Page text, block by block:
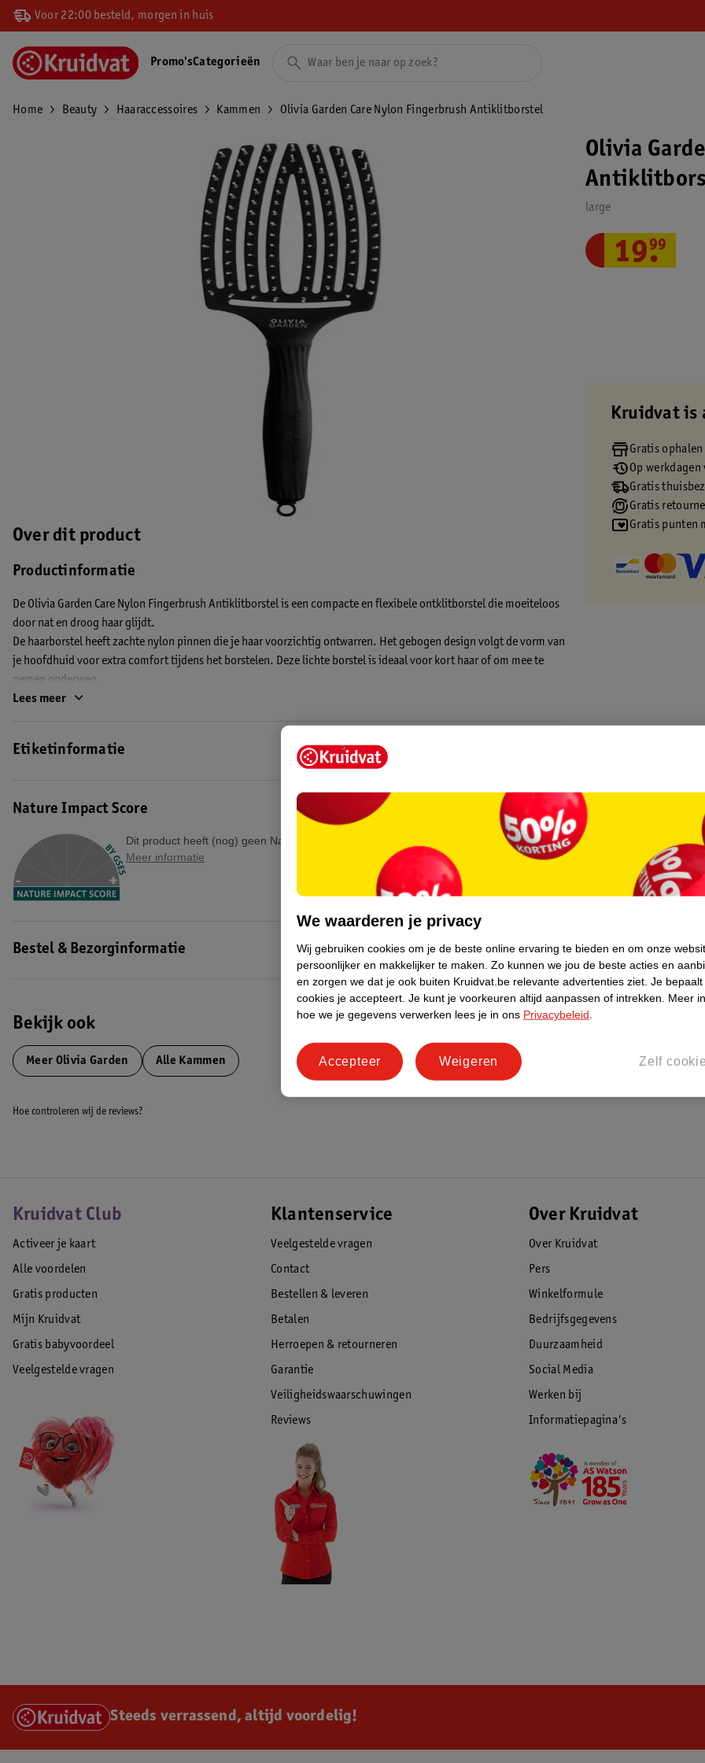
Voor 22:00 besteld, morgen in huis
Promo'sCategorieën
Home Beauty Haaraccessoires Kammen Olivia Garden Care Nylon Fingerbrush Antiklitborstel
Over dit product
Productinformatie
De Olivia Garden Care Nylon Fingerbrush Antiklitborstel is een compacte en flexibele ontklitborstel die moeiteloos
door nat en droog haar glijdt.
De haarborstel heeft zachte nylon pinnen die je haar voorzichtig ontwarren. Het gebogen design volgt de vorm van
je hoofdhuid voor extra comfort tijdens het borstelen. Deze lichte borstel is ideaal voor kort haar of om mee te
nemen onderweg.
EAN code:5414343013941
Lees meer
Etiketinformatie
Nature Impact Score
Dit product heeft (nog) geen Nature Impact Score.
Meer informatie
Bestel & Bezorginformatie
Bekijk ook
Meer Olivia Garden Alle Kammen
Olivia
large
19.
99
Kruidvat is
Gratis
Op
Gratis
Gratis
Gratis punten
Hoe controleren wij de reviews?
Kruidvat Club
Activeer je kaart
Alle voordelen
Gratis producten
Mijn Kruidvat
Gratis babyvoordeel
Veelgestelde vragen
Klantenservice
Veelgestelde vragen
Contact
Bestellen & leveren
Betalen
Herroepen & retourneren
Garantie
Veiligheidswaarschuwingen
Reviews
Over Kruidvat
Over Kruidvat
Pers
Winkelformule
Bedrijfsgegevens
Duurzaamheid
Social Media
Werken bij
Informatiepagina's
Steeds verrassend, altijd voordelig!
We waarderen je privacy
Wij gebruiken cookies om je de beste online ervaring te bieden en om onze
persoonlijker en makkelijker te maken. Zo kunnen we jou de beste acties en
en zorgen we dat je ook buiten Kruidvat.be relevante advertenties ziet. Je
cookies je accepteert. Je kunt je voorkeuren altijd aanpassen of intrekken.
Meer
hoe we je gegevens verwerken lees je in ons Privacybeleid
Zelf
Weigeren
Accepteer